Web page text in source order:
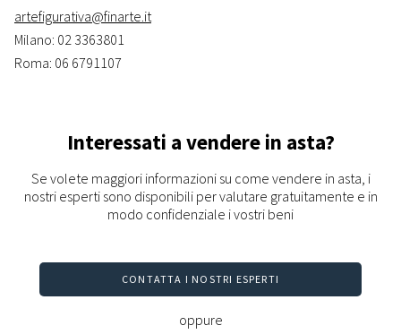
artefigurativa@finarte.it
Milano: 02 3363801
Roma: 06 6791107
Interessati a vendere in asta?
Se volete maggiori informazioni su come vendere in asta, i
nostri esperti sono disponibili per valutare gratuitamente e in
modo confidenziale i vostri beni
CONTATTA I NOSTRI ESPERTI
oppure